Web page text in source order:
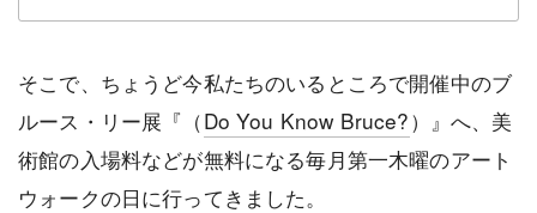
そこで、ちょうど今私たちのいるところで開催中のブ
ルース・リー展『（Do You Know Bruce?）』へ、美
術館の入場料などが無料になる毎月第一木曜のアート
ウォークの日に行ってきました。